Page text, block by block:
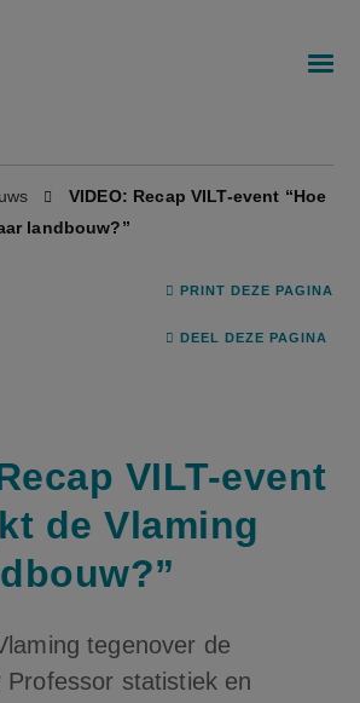
VIDEO: Recap VILT-event “Hoe
landbouw?”
PRINT DEZE PAGINA
DEEL DEZE PAGINA
VILT-event
de Vlaming
tegenover de
Professor statistiek en